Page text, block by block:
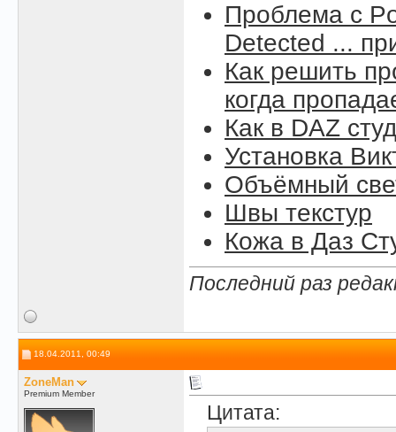
Проблема с
Detected ...
Как решить
когда
Как в DAZ
Установка
Объёмный
Швы текстур
Кожа в Даз
Последний раз
18.04.2011, 00:49
ZoneMan
Premium Member
Цитата: